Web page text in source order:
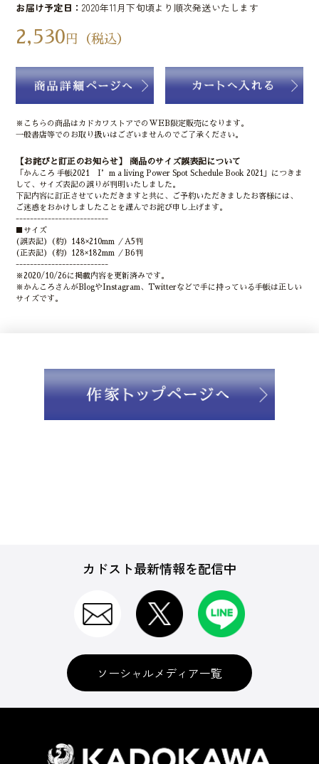
お届け予定日：2020年11月下旬頃より順次発送いたします
2,530 円（税込）
※こちらの商品はカドカワストアでのWEB限定販売になります。
一般書店等でのお取り扱いはございませんのでご了承ください。
【お詫びと訂正のお知らせ】 商品のサイズ誤表記について
「かんころ 手帳2021 I’m a living Power Spot Schedule Book 2021」につきま
して、サイズ表記の誤りが判明いたしました。
下記内容に訂正させていただきますと共に、ご予約いただきましたお客様には、
ご迷惑をおかけしましたことを謹んでお詫び申し上げます。
--------------------------
■サイズ
(誤表記)（約）148×210mm ／A5判
(正表記)（約）128×182mm ／B6判
--------------------------
※2020/10/26に掲載内容を更新済みです。
※かんころさんがBlogやInstagram、Twitterなどで手に持っている手帳は正しい
サイズです。
カドスト最新情報を配信中
ソーシャルメディア一覧